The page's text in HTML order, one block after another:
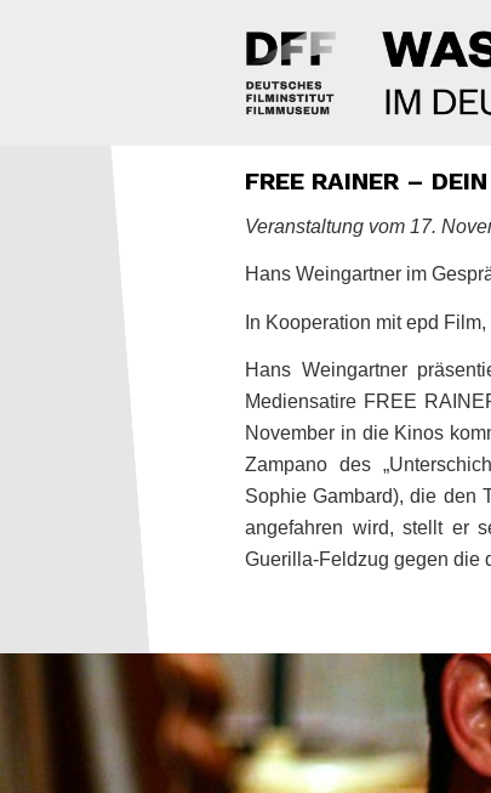
FREE RAINER –
Veranstaltung vom 17.
Hans Weingartner im
In Kooperation mit epd
Hans Weingartner
Mediensatire FREE
November in die Kinos
Zampano des
Sophie Gambard), die den
angefahren wird, stellt er
Guerilla-Feldzug gegen die